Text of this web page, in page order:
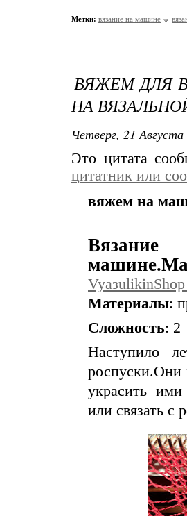
Метки: вязание на машине
ВЯЖЕМ ДЛЯ
НА
Четверг, 21
Это цитата
цитатник или
вяжем на
Материалы:
Сложность: 2
Наступило
роспуски.Они
украсить
или связать с